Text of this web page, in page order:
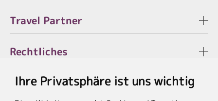
Ihre Privatsphäre ist uns wichtig
Travel Partner
Rechtliches